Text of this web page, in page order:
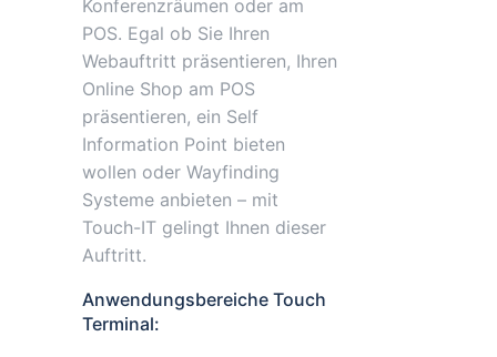
Konferenzräumen oder am
POS. Egal ob Sie Ihren
Webauftritt präsentieren, Ihren
Online Shop am POS
präsentieren, ein Self
Information Point bieten
wollen oder Wayfinding
Systeme anbieten – mit
Touch-IT gelingt Ihnen dieser
Auftritt.
Anwendungsbereiche Touch
Terminal: